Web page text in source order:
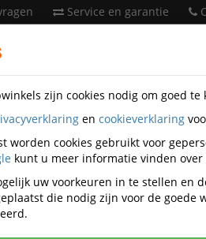
Service en garantie
Veiligheidsartikelen
zijn cookies nodig om goed
en cookieverklaring
worden cookies gebruikt voor
kunt u meer informatie vinden
uw voorkeuren in te stellen en
die nodig zijn voor de goede